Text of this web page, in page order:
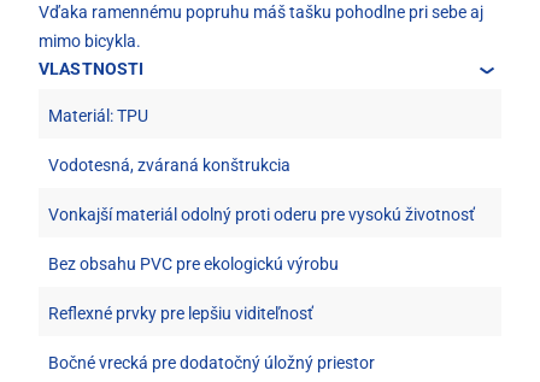
Vďaka ramennému popruhu máš tašku pohodlne pri sebe aj
mimo bicykla.
VLASTNOSTI
Materiál: TPU
Vodotesná, zváraná konštrukcia
Vonkajší materiál odolný proti oderu pre vysokú životnosť
Bez obsahu PVC pre ekologickú výrobu
Reflexné prvky pre lepšiu viditeľnosť
Bočné vrecká pre dodatočný úložný priestor